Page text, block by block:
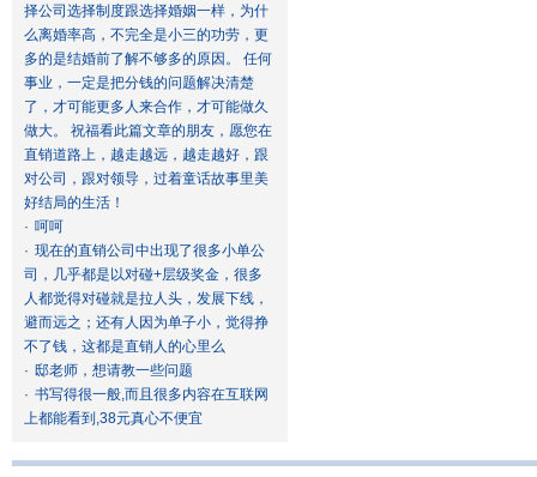
择公司选择制度跟选择婚姻一样，为什
么离婚率高，不完全是小三的功劳，更
多的是结婚前了解不够多的原因。 任何
事业，一定是把分钱的问题解决清楚
了，才可能更多人来合作，才可能做久
做大。 祝福看此篇文章的朋友，愿您在
直销道路上，越走越远，越走越好，跟
对公司，跟对领导，过着童话故事里美
好结局的生活！
· 呵呵
· 现在的直销公司中出现了很多小单公
司，几乎都是以对碰+层级奖金，很多
人都觉得对碰就是拉人头，发展下线，
避而远之；还有人因为单子小，觉得挣
不了钱，这都是直销人的心里么
· 邸老师，想请教一些问题
· 书写得很一般,而且很多内容在互联网
上都能看到,38元真心不便宜